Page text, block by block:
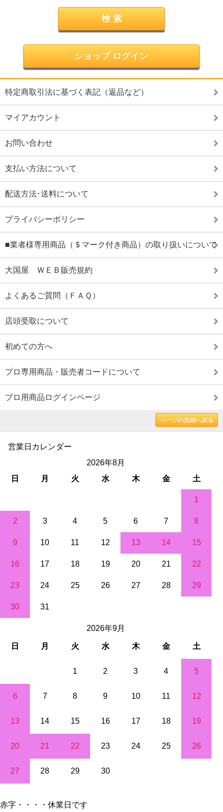
ショップ ログイン
特定商取引法に基づく表記（返品など）
マイアカウント
お問い合わせ
支払い方法について
配送方法･送料について
プライバシーポリシー
■業者様専用商品（＄マーク付き商品）の取り扱いについて
大国屋 ＷＥＢ販売規約
よくあるご質問（ＦＡＱ）
店頭受取について
初めての方へ
プロ専用商品・販売者コードについて
プロ用商品ログインページ
ページの先頭へ戻る
営業日カレンダー
2026年8月
日
月 火 水 木 金 土
1
2 3 4 5 6 7 8
9 10 11 12 13 14 15
16 17 18 19 20 21 22
23 24 25 26 27 28 29
30 31
2026年9月
日 月 火 水 木 金 土
1 2 3 4 5
6 7 8 9 10 11 12
13 14 15 16 17 18 19
20 21 22 23 24 25 26
27 28 29 30
赤字・・・・休業日です